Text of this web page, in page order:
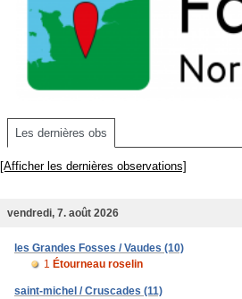
Les dernières obs
[Afficher les dernières observations]
vendredi, 7. août 2026
les Grandes Fosses / Vaudes (10)
1 Étourneau roselin
saint-michel / Cruscades (11)